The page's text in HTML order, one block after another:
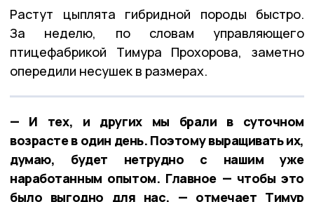
Растут цыплята гибридной породы быстро.
За неделю, по словам управляющего
птицефабрикой Тимура Прохорова, заметно
опередили несушек в размерах.
— И тех, и других мы брали в суточном
возрасте в один день. Поэтому выращивать их,
думаю, будет нетрудно с нашим уже
наработанным опытом. Главное — чтобы это
было выгодно для нас, — отмечает Тимур